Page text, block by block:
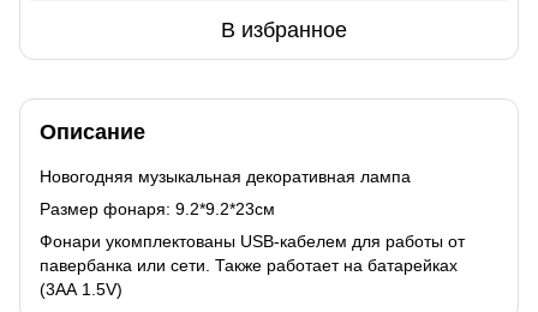
В избранное
Описание
Новогодняя музыкальная декоративная лампа
Размер фонаря: 9.2*9.2*23см
Фонари укомплектованы USB-кабелем для работы от
павербанка или сети. Также работает на батарейках
(3АА 1.5V)